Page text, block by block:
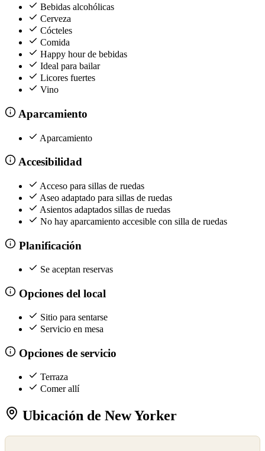
Bebidas alcohólicas
Cerveza
Cócteles
Comida
Happy hour de bebidas
Ideal para bailar
Licores fuertes
Vino
Aparcamiento
Aparcamiento
Accesibilidad
Acceso para sillas de ruedas
Aseo adaptado para sillas de ruedas
Asientos adaptados sillas de ruedas
No hay aparcamiento accesible con silla de ruedas
Planificación
Se aceptan reservas
Opciones del local
Sitio para sentarse
Servicio en mesa
Opciones de servicio
Terraza
Comer allí
Ubicación de New Yorker